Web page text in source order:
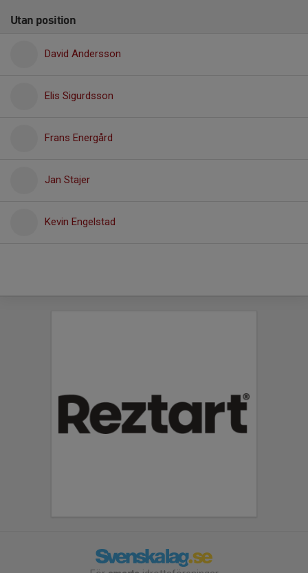
Utan position
David Andersson
Elis Sigurdsson
Frans Energård
Jan Stajer
Kevin Engelstad